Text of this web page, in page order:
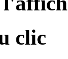
clic